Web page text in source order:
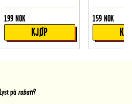
199 NOK
KJØP
159 NOK
Lyst på rabatt?